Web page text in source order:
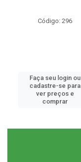
Código: 296
Faça seu login ou
cadastre-se para
ver preços e
comprar